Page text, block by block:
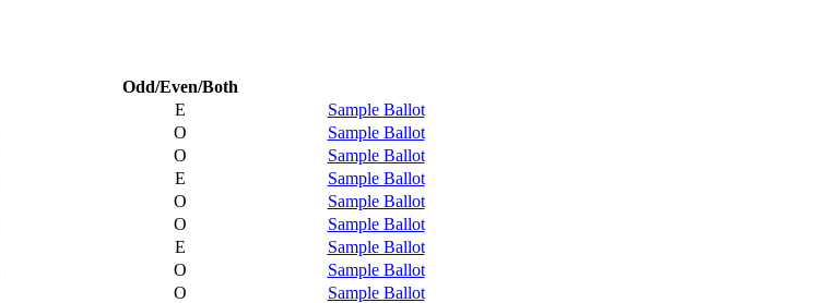
Odd/Even/Both
E
Sample Ballot
O
Sample Ballot
O
Sample Ballot
E
Sample Ballot
O
Sample Ballot
O
Sample Ballot
E
Sample Ballot
O
Sample Ballot
O
Sample Ballot